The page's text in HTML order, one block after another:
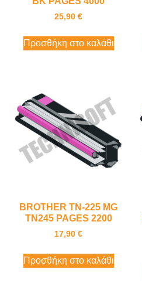
25,90 €
Προσθήκη στο καλάθι
BROTHER TN-225 MG
TN245 PAGES 2200
17,90 €
Προσθήκη στο καλάθι